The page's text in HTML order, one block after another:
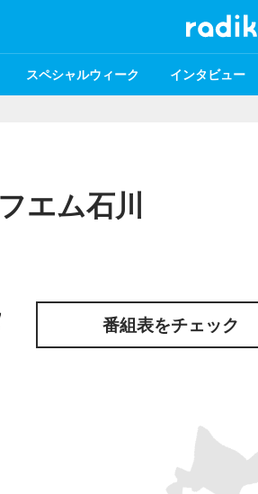
スペシャルウィーク インタビュー
エム石川
番組表をチェック